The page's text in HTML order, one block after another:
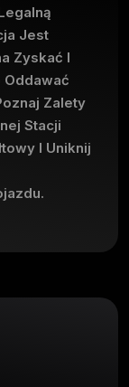
Jest
Zyskać I
Oddawać
Zalety
Stacji
I Uniknij